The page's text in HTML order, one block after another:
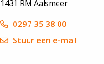
1431 RM Aalsmeer
0297 35 38 00
Stuur een e-mail